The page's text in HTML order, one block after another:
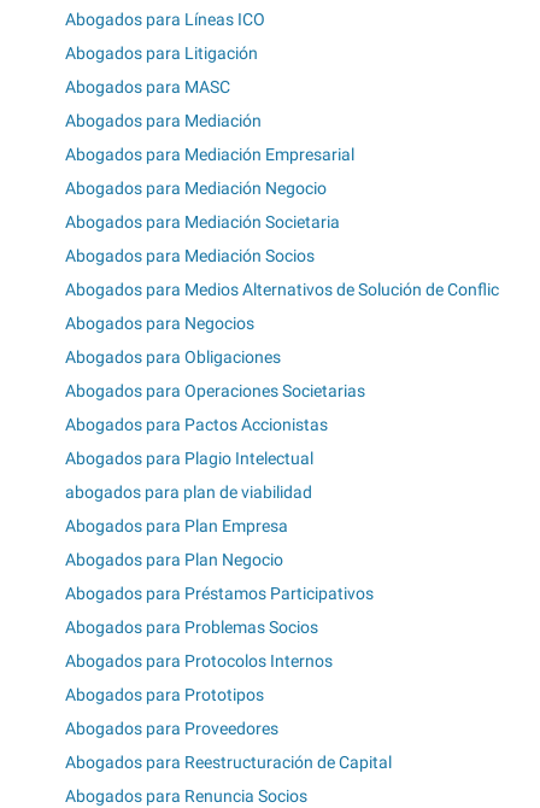
Abogados para Líneas ICO
Abogados para Litigación
Abogados para MASC
Abogados para Mediación
Abogados para Mediación Empresarial
Abogados para Mediación Negocio
Abogados para Mediación Societaria
Abogados para Mediación Socios
Abogados para Medios Alternativos de Solución de Conflic
Abogados para Negocios
Abogados para Obligaciones
Abogados para Operaciones Societarias
Abogados para Pactos Accionistas
Abogados para Plagio Intelectual
abogados para plan de viabilidad
Abogados para Plan Empresa
Abogados para Plan Negocio
Abogados para Préstamos Participativos
Abogados para Problemas Socios
Abogados para Protocolos Internos
Abogados para Prototipos
Abogados para Proveedores
Abogados para Reestructuración de Capital
Abogados para Renuncia Socios